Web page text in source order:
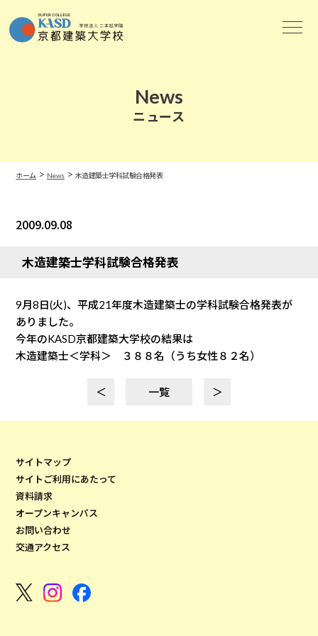
News
ニュース
ホーム > News> 木造建築士学科試験合格発表
2009.09.08
木造建築士学科試験合格発表
9月8日(火)、平成21年度木造建築士の学科試験合格発表が
ありました。
今年のKASD京都建築大学校の結果は
木造建築士＜学科＞ ３８８名（うち女性８２名）
＜ 一覧 ＞
サイトマップ
サイトご利用にあたって
資料請求
オープンキャンパス
お問い合わせ
交通アクセス